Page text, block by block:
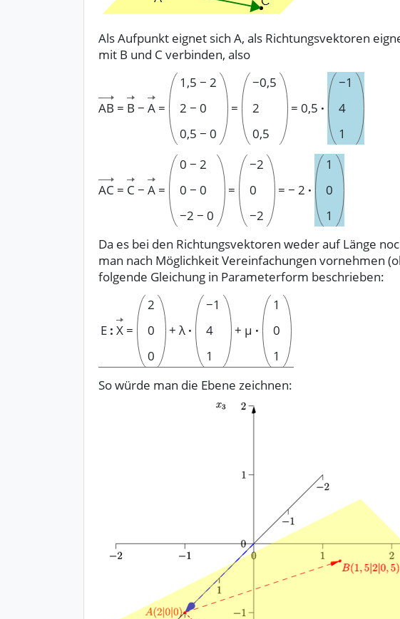
Als Aufpunkt eignet sich A, als Richtungsvektoren
mit B und C verbinden, also
AB = B − A =
1,5 − 2
2 − 0
0,5 − 0
=
−0,5
2
0,5
= 0,5 ·
−1
4
1
AC = C − A =
0 − 2
0 − 0
−2 − 0
=
−2
0
−2
= − 2 ·
1
0
1
Da es bei den Richtungsvektoren weder auf Länge
man nach Möglichkeit Vereinfachungen vornehmen
folgende Gleichung in Parameterform beschrieben:
E : X =
2
0
0
+ λ ·
−1
4
1
+ μ ·
1
0
1
So würde man die Ebene zeichnen: